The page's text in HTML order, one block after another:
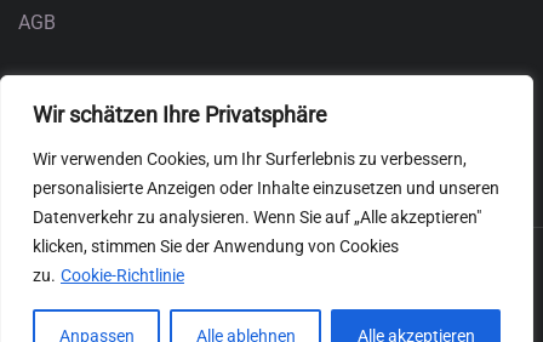
Wir schätzen Ihre Privatsphäre
Wir verwenden Cookies, um Ihr Surferlebnis zu verbessern,
personalisierte Anzeigen oder Inhalte einzusetzen und unseren
Datenverkehr zu analysieren. Wenn Sie auf „Alle akzeptieren"
klicken, stimmen Sie der Anwendung von Cookies
zu. Cookie-Richtlinie
Anpassen Alle ablehnen Alle akzeptieren
AGB